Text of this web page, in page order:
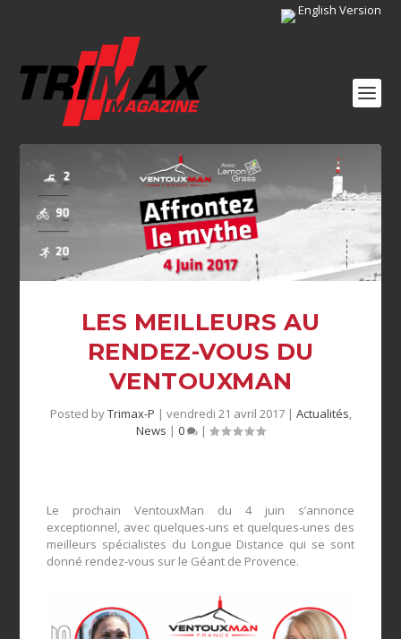
English Version
LES MEILLEURS AU
RENDEZ-VOUS DU
VENTOUXMAN
Posted byTrimax-P | vendredi 21 avril 2017| Actualités,
News | 0 |
Le prochain VentouxMan du 4 juin s’annonce
exceptionnel, avec quelques-uns et quelques-unes des
meilleurs spécialistes du Longue Distance qui se sont
donné rendez-vous sur le Géant de Provence.